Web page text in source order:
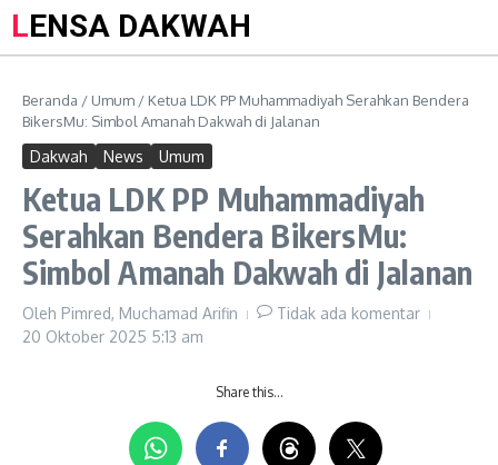
LENSA DAKWAH
Beranda / Umum / Ketua LDK PP Muhammadiyah Serahkan Bendera
BikersMu: Simbol Amanah Dakwah di Jalanan
Dakwah News Umum
Ketua LDK PP Muhammadiyah
Serahkan Bendera BikersMu:
Simbol Amanah Dakwah di Jalanan
Oleh Pimred, Muchamad Arifin
Tidak ada komentar
20 Oktober 2025 5:13 am
Share this…